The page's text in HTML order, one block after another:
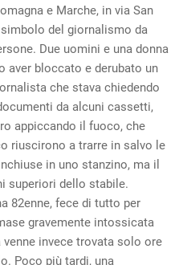
e Marche, in via San
del giornalismo da
Due uomini e una donna
aver bloccato e derubato un
che stava chiedendo
da alcuni cassetti,
appiccando il fuoco, che
riuscirono a trarre in salvo le
in uno stanzino, ma il
superiori dello stabile.
82enne, fece di tutto per
gravemente intossicata
venne invece trovata solo ore
Poco più tardi, una